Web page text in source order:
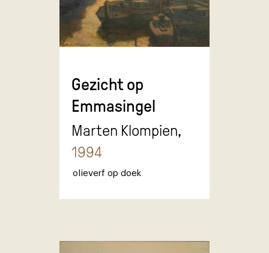
Gezicht op
Emmasingel
Marten Klompien,
1994
olieverf op doek